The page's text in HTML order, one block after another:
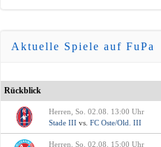
Aktuelle Spiele auf FuPa
Rückblick
Herren, So. 02.08. 13:00 Uhr
Stade III vs. FC Oste/Old. III
Herren, So. 02.08. 15:00 Uhr